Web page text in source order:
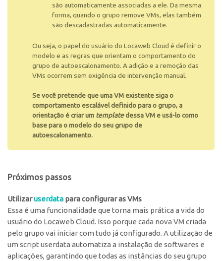
são automaticamente associadas a ele. Da mesma
forma, quando o grupo remove VMs, elas também
são descadastradas automaticamente.
Ou seja, o papel do usuário do Locaweb Cloud é definir o
modelo e as regras que orientam o comportamento do
grupo de autoescalonamento. A adição e a remoção das
VMs ocorrem sem exigência de intervenção manual.
Se você pretende que uma VM existente siga o
comportamento escalável definido para o grupo, a
orientação é criar um templatedessa VM e usá-lo como
base para o modelo do seu grupo de
autoescalonamento.
Próximos passos
Utilizaruserdata para configurar as VMs
Essa é uma funcionalidade que torna mais prática a vida do
usuário do Locaweb Cloud. Isso porque cada nova VM criada
pelo grupo vai iniciar com tudo já configurado. A utilização de
um script userdata automatiza a instalação de softwares e
aplicações, garantindo que todas as instâncias do seu grupo